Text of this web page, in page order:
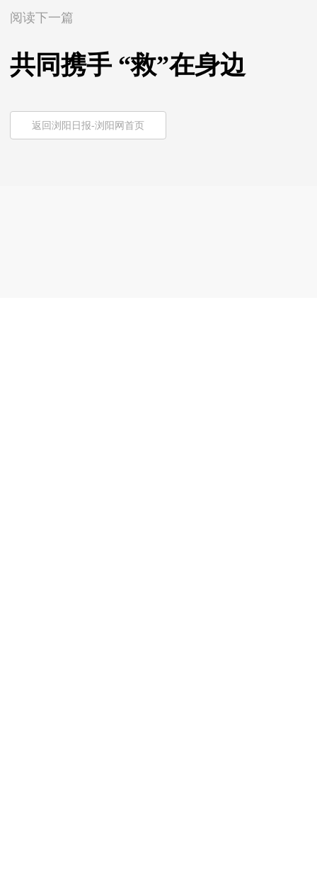
阅读下一篇
共同携手 “救”在身边
返回浏阳日报-浏阳网首页